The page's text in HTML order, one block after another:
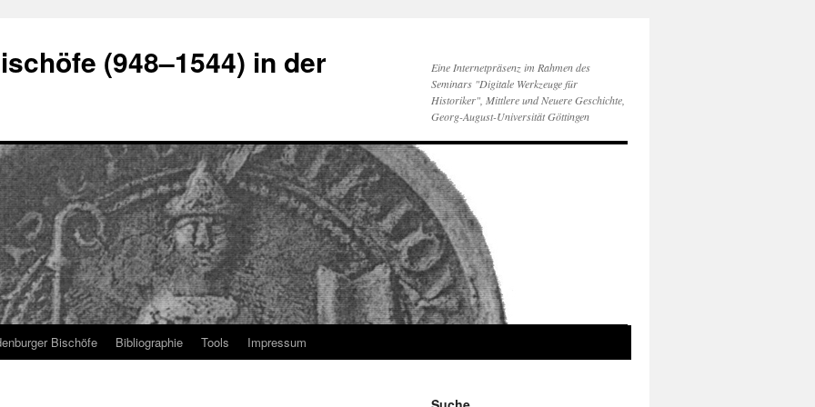
(948–1544) in der
Eine Internetpräsenz im Rahmen des
Seminars "Digitale Werkzeuge für
Historiker", Mittlere und Neuere Geschichte,
Georg-August-Universität Göttingen
Bischöfe Bibliographie Tools Impressum